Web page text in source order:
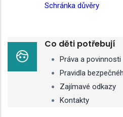
Schránka důvěry
Co děti potřebují
Práva a
Pravidla
Zajímavé odkazy
Kontakty